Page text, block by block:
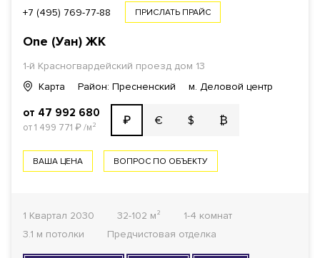
+7 (495) 769-77-88 ПРИСЛАТЬ ПРАЙС
One (Уан) ЖК
1-й Красногвардейский проезд дом 13
Карта
Район: Пресненский м. Деловой центр
от 47 992 680
от 1 499 771 ₽/м² ₽ € $ ₿
ВАША ЦЕНА ВОПРОС ПО ОБЪЕКТУ
1 Квартал 2030 32-102 м²
1-4 комнат
3.1 м потолки
Предчистовая отделка